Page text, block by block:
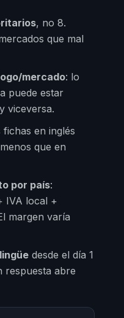
, no 8.
que mal
mercado: lo
puede estar
viceversa.
fichas en inglés
que en
por país:
IVA local +
margen varía
desde el día 1
respuesta abre